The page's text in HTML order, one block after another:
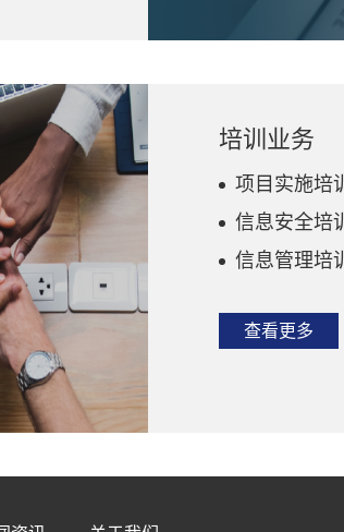
培训业务
项目实施培
信息安全培
信息管理培
查看更多